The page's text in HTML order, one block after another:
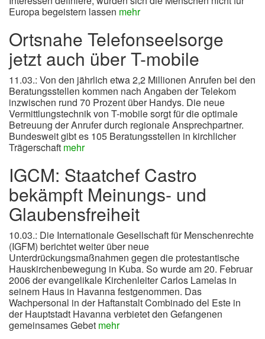
Europa begeistern lassen mehr
Ortsnahe Telefonseelsorge
jetzt auch über T-mobile
11.03.: Von den jährlich etwa 2,2 Millionen Anrufen bei den
Beratungsstellen kommen nach Angaben der Telekom
inzwischen rund 70 Prozent über Handys. Die neue
Vermittlungstechnik von T-mobile sorgt für die optimale
Betreuung der Anrufer durch regionale Ansprechpartner.
Bundesweit gibt es 105 Beratungsstellen in kirchlicher
Trägerschaft mehr
IGCM: Staatchef Castro
bekämpft Meinungs- und
Glaubensfreiheit
10.03.: Die Internationale Gesellschaft für Menschenrechte
(IGFM) berichtet weiter über neue
Unterdrückungsmaßnahmen gegen die protestantische
Hauskirchenbewegung in Kuba. So wurde am 20. Februar
2006 der evangelikale Kirchenleiter Carlos Lamelas in
seinem Haus in Havanna festgenommen. Das
Wachpersonal in der Haftanstalt Combinado del Este in
der Hauptstadt Havanna verbietet den Gefangenen
gemeinsames Gebet mehr